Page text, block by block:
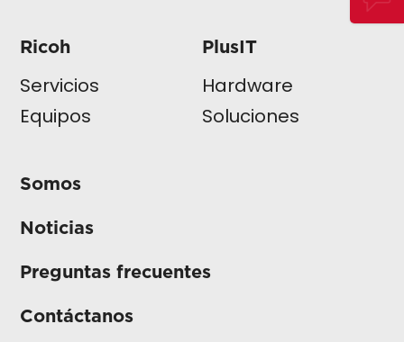
Ricoh
Servicios
Equipos
PlusIT
Hardware
Soluciones
Somos
Noticias
Preguntas frecuentes
Contáctanos